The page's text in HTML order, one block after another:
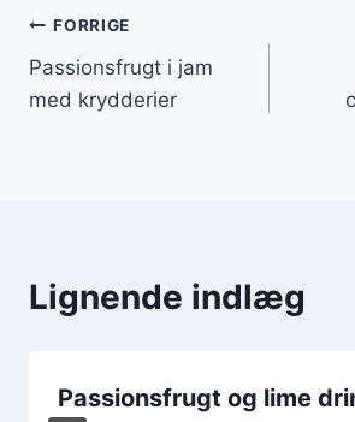
Indlægsnavigation
FORRIGE
Passionsfrugt i jam
med krydderier
Lignende indlæg
Passionsfrugt og lime